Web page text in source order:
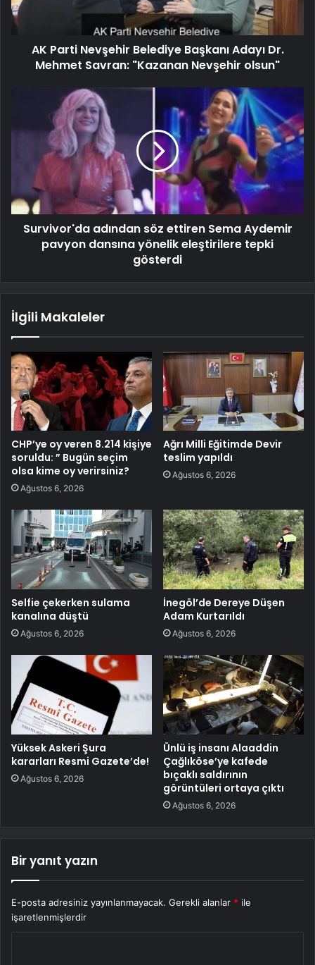
AK Parti Nevşehir Belediye Başkanı Adayı Dr.
Mehmet Savran: "Kazanan Nevşehir olsun"
Survivor'da adından söz ettiren Sema Aydemir
pavyon dansına yönelik eleştirilere tepki
gösterdi
İlgili Makaleler
CHP’ye oy veren 8.214 kişiye
soruldu: ” Bugün seçim
olsa kime oy verirsiniz?
Ağustos 6, 2026
Ağrı Milli Eğitimde Devir
teslim yapıldı
Ağustos 6, 2026
Selfie çekerken sulama
kanalına düştü
Ağustos 6, 2026
İnegöl’de Dereye Düşen
Adam Kurtarıldı
Ağustos 6, 2026
Yüksek Askeri Şura
kararları Resmi Gazete’de!
Ağustos 6, 2026
Ünlü iş insanı Alaaddin
Çağlıköse’ye kafede
bıçaklı saldırının
görüntüleri ortaya çıktı
Ağustos 6, 2026
Bir yanıt yazın
E-posta adresiniz yayınlanmayacak. Gerekli alanlar * ile
işaretlenmişlerdir